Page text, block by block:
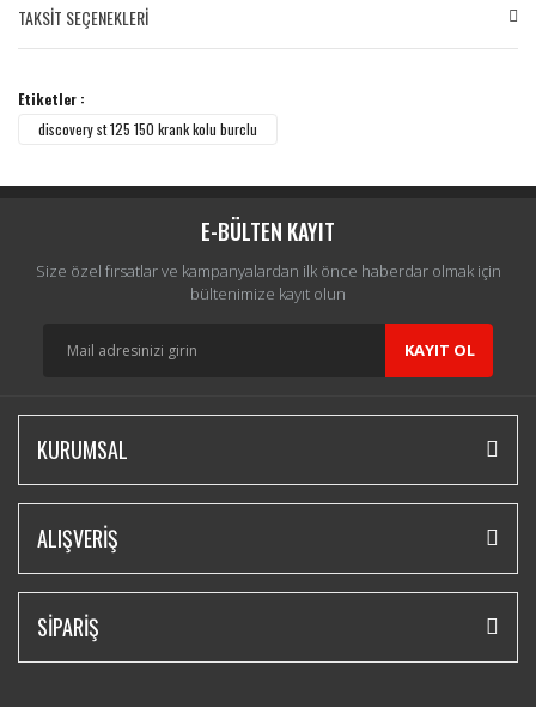
TAKSİT SEÇENEKLERİ
Etiketler :
discovery st 125 150 krank kolu burclu
E-BÜLTEN KAYIT
Size özel fırsatlar ve kampanyalardan ilk önce haberdar olmak için
bültenimize kayıt olun
KAYIT OL
KURUMSAL
ALIŞVERİŞ
SİPARİŞ